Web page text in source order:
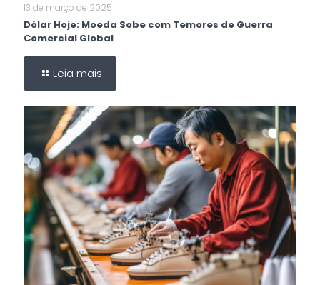
13 de março de 2025
Dólar Hoje: Moeda Sobe com Temores de Guerra
Comercial Global
Leia mais